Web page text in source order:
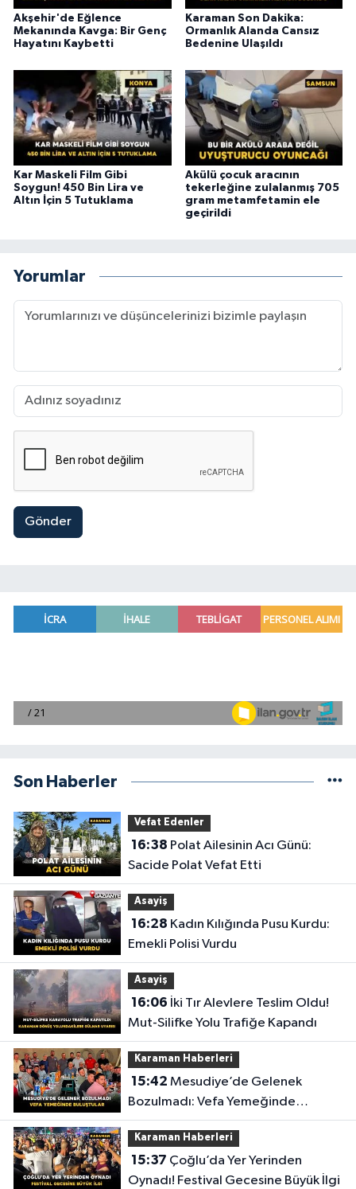
Akşehir'de Eğlence
Mekanında Kavga: Bir Genç
Hayatını Kaybetti
Karaman Son Dakika:
Ormanlık Alanda Cansız
Bedenine Ulaşıldı
Kar Maskeli Film Gibi
Soygun! 450 Bin Lira ve
Altın İçin 5 Tutuklama
Akülü çocuk aracının
tekerleğine zulalanmış 705
gram metamfetamin ele
geçirildi
Yorumlar
Gönder
Son Haberler
Vefat Edenler
16:38
Sacide Polat Vefat Etti
Asayiş
16:28
Emekli Polisi Vurdu
Asayiş
16:06
Mut-Silifke Yolu Trafiğe Kapandı
Karaman Haberleri
15:42
Bozulmadı: Vefa Yemeğinde
Buluştular
Karaman Haberleri
15:37
Oynadı! Festival Gecesine Büyük İlgi